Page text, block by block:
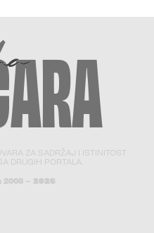
ZA SADRŽAJ I ISTINITOST
DRUGIH PORTALA.
2008 – 2026